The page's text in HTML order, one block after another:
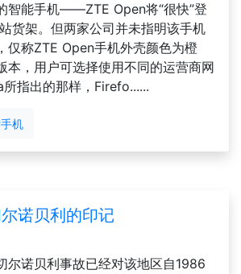
智能手机——ZTE Open将“很快”登
货架。但两家公司并未指明该手机
仅称ZTE Open手机外壳颜色为橙
本，用户可选择使用不同的运营商网
指出的那样，Firefo......
机
诺贝利的印记
尔诺贝利事故已经对该地区自1986